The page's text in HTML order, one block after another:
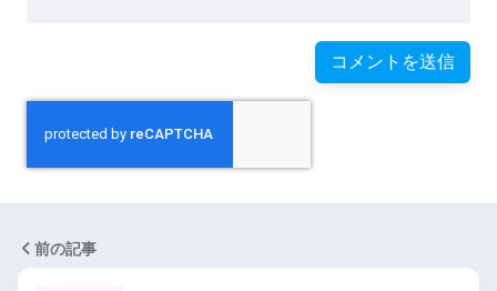
やる夫は秘密結社のビッグダ
ディのようです
【R-18G】やる夫は秘密結社
前の記事